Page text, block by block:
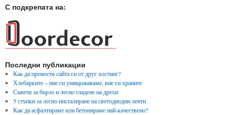
С подкрепата на:
Последни публикации
Как да преместя сайта си от друг хостинг?
Хлебарките – ние ги унищожаваме, вие ги храните
Съвети за бързо и лесно гладене на дрехи
5 стъпки за лесно инсталиране на светодиодни ленти
Как да асфалтираме или бетонираме най-качествено?